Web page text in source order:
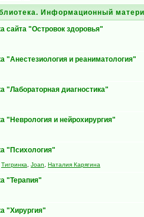
Информационный
сайта "Островок здоровья"
"Анестезиология и реаниматология"
"Лабораторная диагностика"
"Неврология и нейрохирургия"
"Психология"
Тигринка Joan Наталия Карягина
"Терапия"
"Хирургия"